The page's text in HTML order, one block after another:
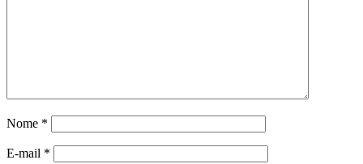
Nome *
E-mail *